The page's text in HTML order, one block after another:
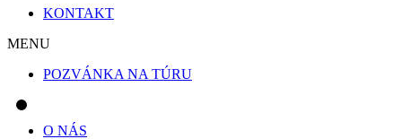
KONTAKT
MENU
POZVÁNKA NA TÚRU
O NÁS